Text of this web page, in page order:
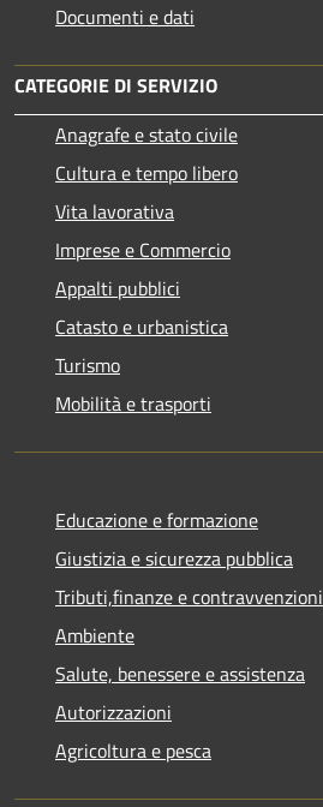
Documenti e dati
CATEGORIE DI SERVIZIO
Anagrafe e stato civile
Cultura e tempo libero
Vita lavorativa
Imprese e Commercio
Appalti pubblici
Catasto e urbanistica
Turismo
Mobilità e trasporti
Educazione e formazione
Giustizia e sicurezza pubblica
Tributi,finanze e contravvenzioni
Ambiente
Salute, benessere e assistenza
Autorizzazioni
Agricoltura e pesca